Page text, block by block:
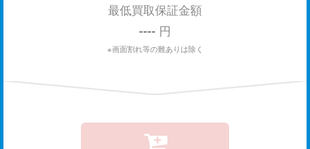
最低買取保証金額
---- 円
※画面割れ等の難ありは除く